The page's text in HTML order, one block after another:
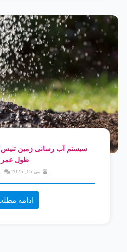
سیستم آب رسانی زمین
طول عمر
می 15, 2025
ادامه